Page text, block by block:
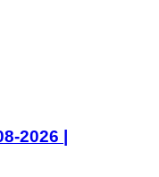
2026 |